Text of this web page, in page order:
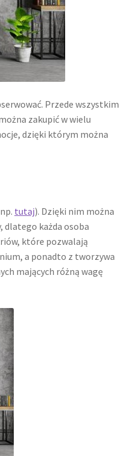
Przede wszystkim
zakupić w wielu
dzięki którym można
tutaj). Dzięki nim można
dlatego każda osoba
które pozwalają
a ponadto z tworzywa
mających różną wagę